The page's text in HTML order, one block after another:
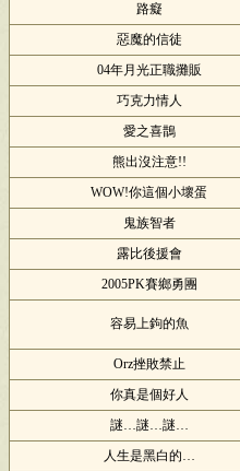
路癡
惡魔的信徒
04年月光正職攤販
巧克力情人
愛之喜鵲
熊出沒注意!!
WOW!你這個小壞蛋
鬼族智者
露比後援會
2005PK賽鄉勇團
容易上鉤的魚
Orz挫敗禁止
你真是個好人
謎…謎…謎…
人生是黑白的…